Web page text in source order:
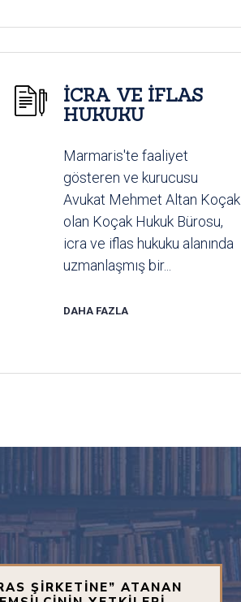
İCRA VE İFLAS
HUKUKU
Marmaris'te faaliyet
gösteren ve kurucusu
Avukat Mehmet Altan Koçak
olan Koçak Hukuk Bürosu,
icra ve iflas hukuku alanında
uzmanlaşmış bir...
DAHA FAZLA
ŞİRKETİNE” ATANAN